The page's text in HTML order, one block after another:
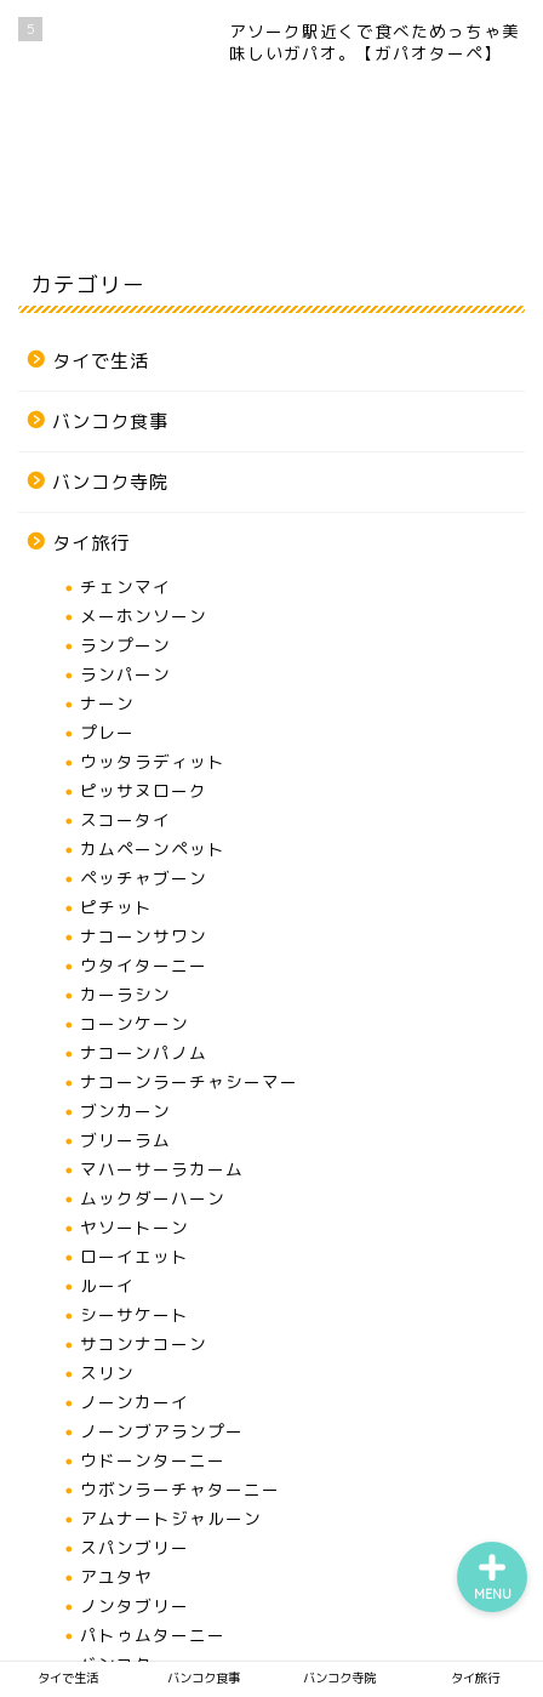
5
アソーク駅近くで食べためっちゃ美
味しいガパオ。【ガパオターペ】
カテゴリー
タイで生活
バンコク食事
バンコク寺院
タイ旅行
チェンマイ
メーホンソーン
ランプーン
ランパーン
ナーン
プレー
ウッタラディット
ピッサヌローク
スコータイ
カムペーンペット
ペッチャブーン
ピチット
ナコーンサワン
ウタイターニー
カーラシン
コーンケーン
ナコーンパノム
ナコーンラーチャシーマー
ブンカーン
ブリーラム
マハーサーラカーム
ムックダーハーン
ヤソートーン
ローイエット
ルーイ
シーサケート
サコンナコーン
スリン
ノーンカーイ
ノーンブアランプー
ウドーンターニー
ウボンラーチャターニー
アムナートジャルーン
スパンブリー
アユタヤ
ノンタブリー
パトゥムターニー
バンコク
サムットプラーカーン
タイで生活 バンコク食事 バンコク寺院 タイ旅行
MENU